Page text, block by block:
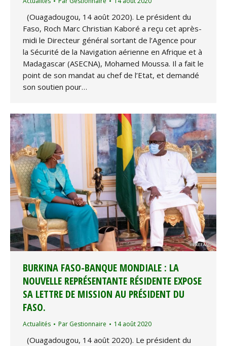
(Ouagadougou, 14 août 2020). Le président du
Faso, Roch Marc Christian Kaboré a reçu cet après-
midi le Directeur général sortant de l’Agence pour
la Sécurité de la Navigation aérienne en Afrique et à
Madagascar (ASECNA), Mohamed Moussa. Il a fait le
point de son mandat au chef de l’Etat, et demandé
son soutien pour…
BURKINA FASO-BANQUE MONDIALE : LA
NOUVELLE REPRÉSENTANTE RÉSIDENTE EXPOSE
SA LETTRE DE MISSION AU PRÉSIDENT DU
FASO.
Actualités Par Gestionnaire 14 août 2020
(Ouagadougou, 14 août 2020). Le président du